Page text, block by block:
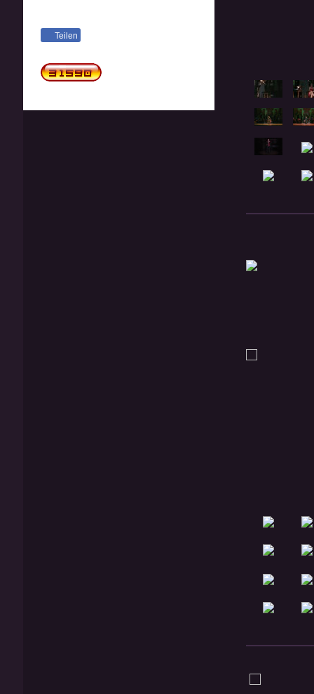
Teilen